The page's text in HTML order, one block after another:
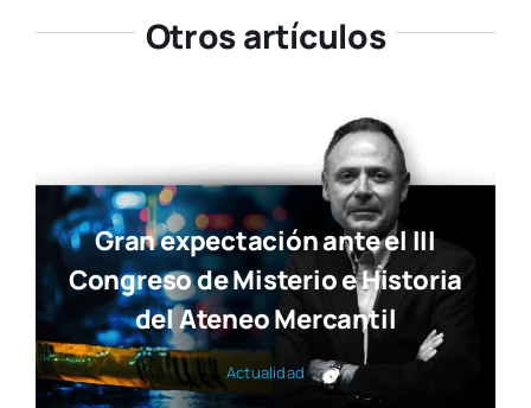
del Ateneo Mercantil
Ya está disponible la nueva
edición de Tendencias Diseño